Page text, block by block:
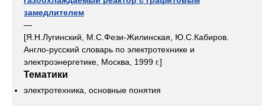
замедлителем
—
[Я.Н.Лугинский, М.С.Фези-Жилинская, Ю.С.Кабиров.
Англо-русский словарь по электротехнике и
электроэнергетике, Москва, 1999 г.]
Тематики
электротехника, основные понятия